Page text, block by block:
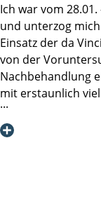
Sie nur
Auch in Zukunft
weiter so
Dr. Rüdiger
Ich war vom
und unterzog
Einsatz der da
von der
Nachbehandlung
mit erstaunlich
heutigen Zeit und
Pflegepersonal